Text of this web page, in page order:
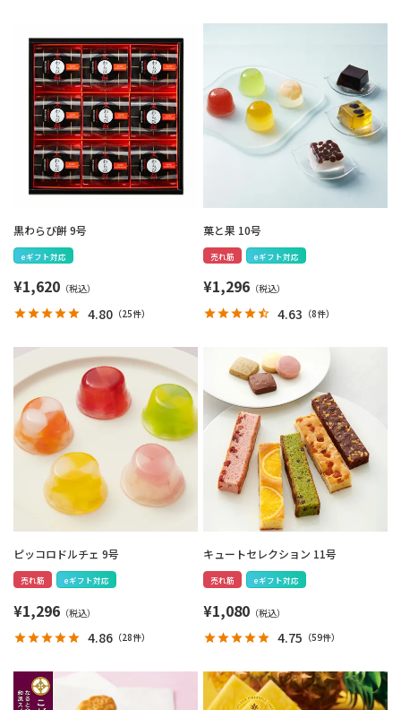
黒わらび餅 9号
eギフト対応
¥1,620
4.80 （25件）
菓と果 10号
売れ筋 eギフト対応
¥1,296
4.63 （8件）
ピッコロドルチェ 9号
売れ筋 eギフト対応
¥1,296
4.86 （28件）
キュートセレクション 11号
売れ筋 eギフト対応
¥1,080
4.75 （59件）